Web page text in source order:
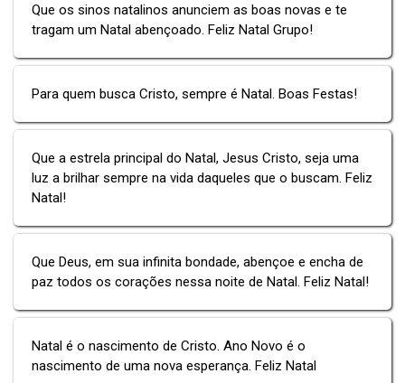
Que os sinos natalinos anunciem as boas novas e te
tragam um Natal abençoado. Feliz Natal Grupo!
Para quem busca Cristo, sempre é Natal. Boas Festas!
Que a estrela principal do Natal, Jesus Cristo, seja uma
luz a brilhar sempre na vida daqueles que o buscam. Feliz
Natal!
Que Deus, em sua infinita bondade, abençoe e encha de
paz todos os corações nessa noite de Natal. Feliz Natal!
Natal é o nascimento de Cristo. Ano Novo é o
nascimento de uma nova esperança. Feliz Natal